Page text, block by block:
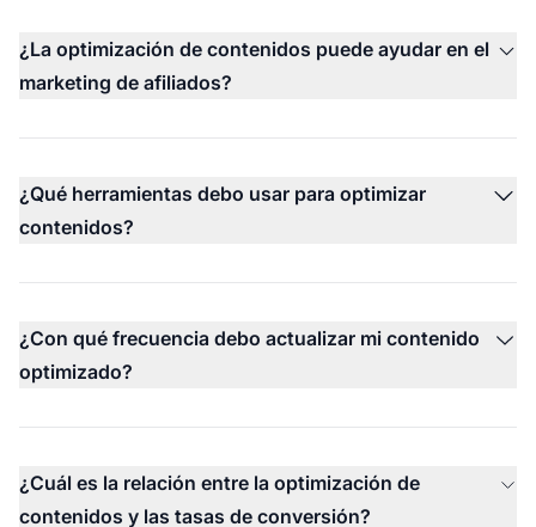
¿La optimización de contenidos puede ayudar en el
marketing de afiliados?
¿Qué herramientas debo usar para optimizar
contenidos?
¿Con qué frecuencia debo actualizar mi contenido
optimizado?
¿Cuál es la relación entre la optimización de
contenidos y las tasas de conversión?